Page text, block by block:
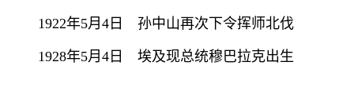
1922年5月4日 孙中山再次下令挥师北伐
1928年5月4日 埃及现总统穆巴拉克出生